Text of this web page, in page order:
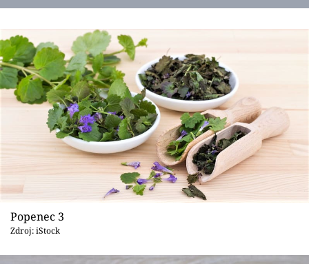
Popenec 3
Zdroj: iStock